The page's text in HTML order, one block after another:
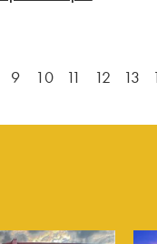
9 10 11 12 13